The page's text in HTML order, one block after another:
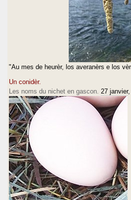
"Au mes de heurèr, los averanèrs e los
Un conidèr.
Les noms du nichet en gascon. 27 janvier,